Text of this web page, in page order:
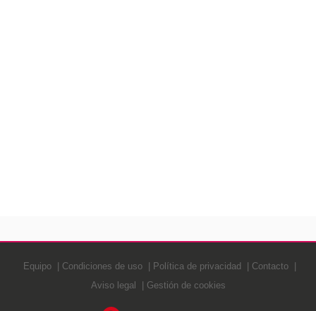
Equipo Condiciones de uso Política de privacidad
Contacto
Aviso legal
Gestión de cookies